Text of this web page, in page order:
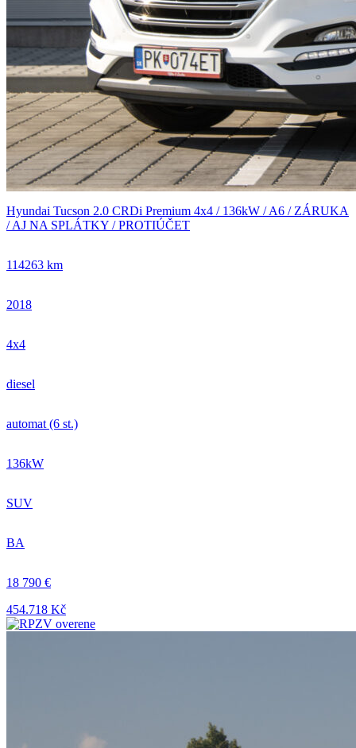
Hyundai Tucson 2.0 CRDi Premium 4x4 / 136kW / A6 / ZÁRUKA
/ AJ NA SPLÁTKY / PROTIÚČET
114263 km
2018
4x4
diesel
automat (6 st.)
136kW
SUV
BA
18 790 €
454.718 Kč